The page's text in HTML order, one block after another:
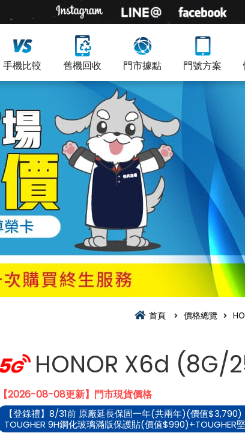
手機比較 舊機回收 門市據點 門號方案
首頁 價格總覽
HONOR X6d (8G/
【2026-08-08更新】門市現貨價格
【登錄禮】8/31前 原廠延長保固一年(共兩年)(價值
TOUGHER 9H鋼化玻璃滿版保護貼(價值$990)+TOUGHER